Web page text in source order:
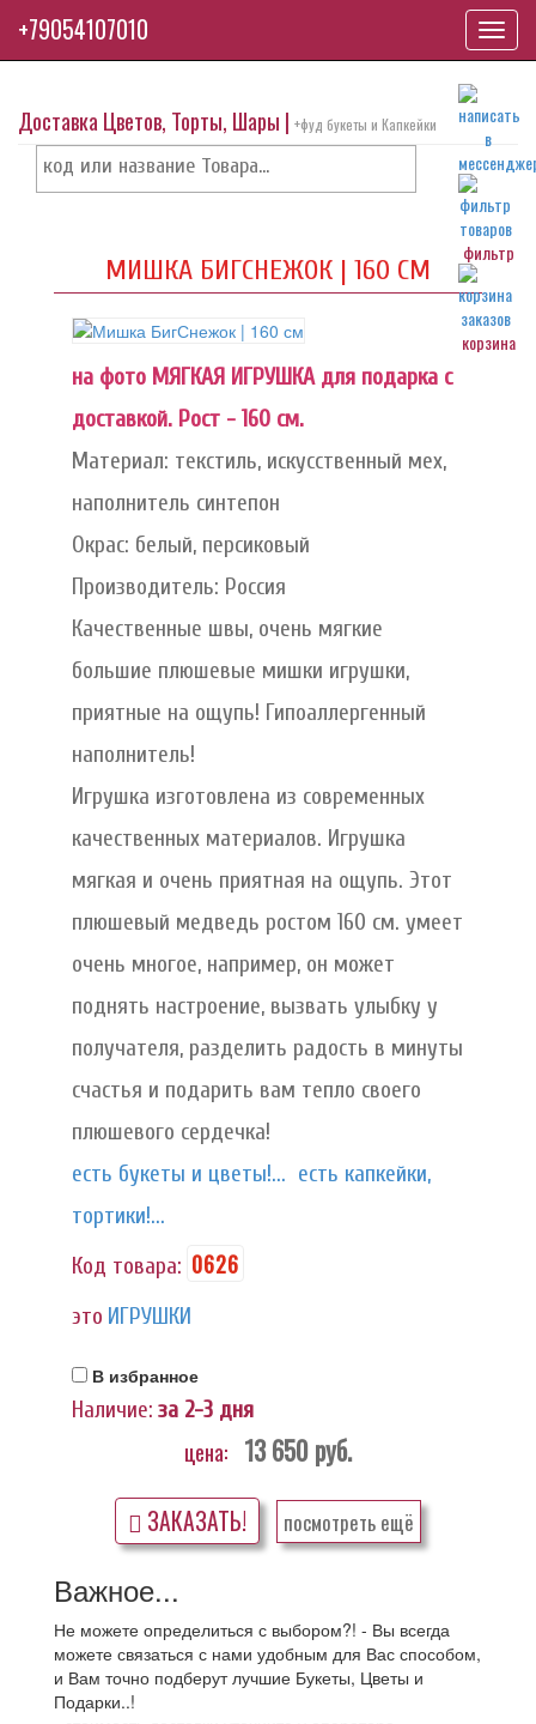
фильтр
корзина
Доставка Цветов, Торты, Шары | +фуд букеты и Капкейки
МИШКА БИГСНЕЖОК | 160 СМ
на фото МЯГКАЯ ИГРУШКА для подарка с
доставкой. Рост - 160 см.
Материал: текстиль, искусственный мех,
наполнитель синтепон
Окрас: белый, персиковый
Производитель: Россия
Качественные швы, очень мягкие
большие плюшевые мишки игрушки,
приятные на ощупь! Гипоаллергенный
наполнитель!
Игрушка изготовлена из современных
качественных материалов. Игрушка
мягкая и очень приятная на ощупь. Этот
плюшевый медведь ростом 160 см. умеет
очень многое, например, он может
поднять настроение, вызвать улыбку у
получателя, разделить радость в минуты
счастья и подарить вам тепло своего
плюшевого сердечка!
есть букеты и цветы!... есть капкейки,
тортики!...
Код товара: 0626
это ИГРУШКИ
В избранное
Наличие: за 2-3 дня
цена: 13 650руб.
ЗАКАЗАТЬ! посмотреть ещё
Важное...
Не можете определиться с выбором?! - Вы всегда
можете связаться с нами удобным для Вас способом,
и Вам точно подберут лучшие Букеты, Цветы и
Подарки..!
+79054107010